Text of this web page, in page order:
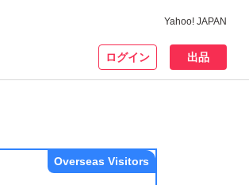
Yahoo! JAPAN
ログイン 出品
Overseas Visitors